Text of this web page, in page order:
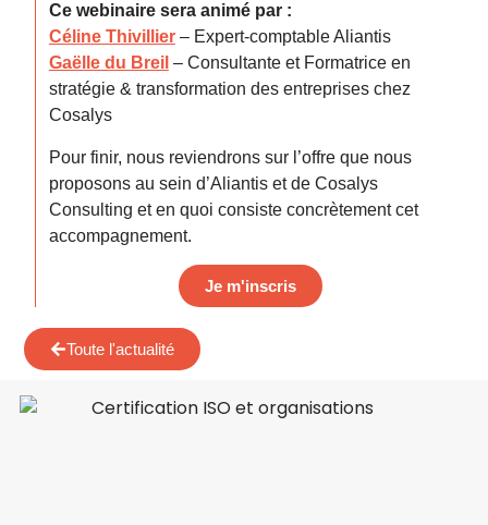
Ce webinaire sera animé par :
Céline Thivillier– Expert-comptable Aliantis
Gaëlle du Breil – Consultante et Formatrice en
stratégie & transformation des entreprises chez
Cosalys
Pour finir, nous reviendrons sur l’offre que nous
proposons au sein d’Aliantis et de Cosalys
Consulting et en quoi consiste concrètement cet
accompagnement.
Je m'inscris
Toute l'actualité